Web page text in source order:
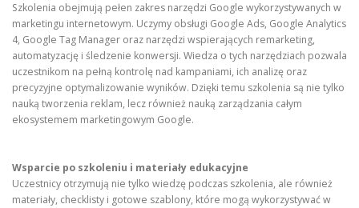
Szkolenia obejmują pełen zakres narzędzi Google wykorzystywanych w
marketingu internetowym. Uczymy obsługi Google Ads, Google Analytics
4, Google Tag Manager oraz narzędzi wspierających remarketing,
automatyzację i śledzenie konwersji. Wiedza o tych narzędziach pozwala
uczestnikom na pełną kontrolę nad kampaniami, ich analizę oraz
precyzyjne optymalizowanie wyników. Dzięki temu szkolenia są nie tylko
nauką tworzenia reklam, lecz również nauką zarządzania całym
ekosystemem marketingowym Google.
Wsparcie po szkoleniu i materiały edukacyjne
Uczestnicy otrzymują nie tylko wiedzę podczas szkolenia, ale również
materiały, checklisty i gotowe szablony, które mogą wykorzystywać w